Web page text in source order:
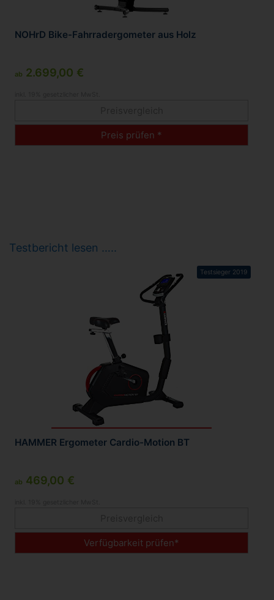
NOHrD Bike-Fahrradergometer aus Holz
ab 2.699,00 €
Preis prüfen *
Testbericht lesen …..
Testsieger 2019
HAMMER Ergometer Cardio-Motion BT
ab 469,00 €
Verfügbarkeit prüfen*